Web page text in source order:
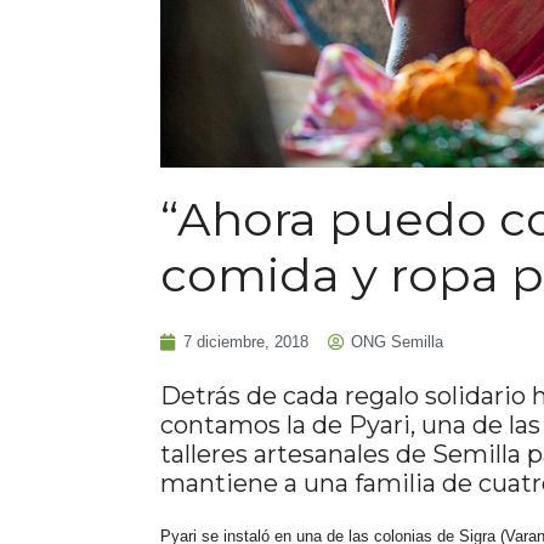
“Ahora puedo
comida y ropa
7 diciembre, 2018 ONG Semilla
Detrás de cada regalo solidario
contamos la de Pyari, una de
talleres artesanales de Semilla
mantiene a una familia de
Pyari se instaló en una de las colonias de Sigra